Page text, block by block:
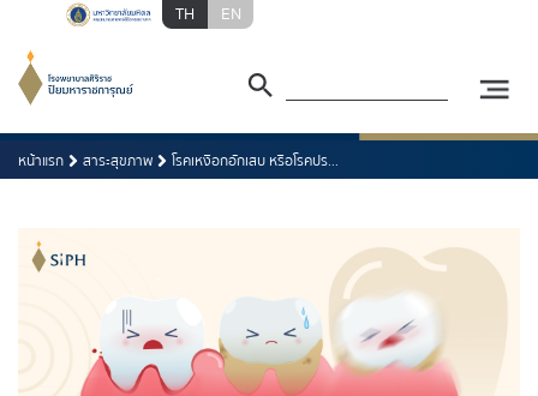
TH EN
หน้าแรก สาระสุขภาพ โรคเหงือกอักเสบ หรือโรคปร...